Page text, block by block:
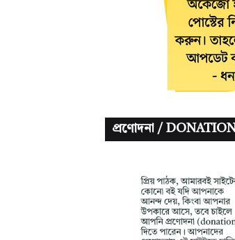
প্রণোদনা / DONATION